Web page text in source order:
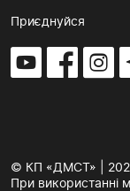
Приєднуйся
© КП «ДМСТ» |
При використанні